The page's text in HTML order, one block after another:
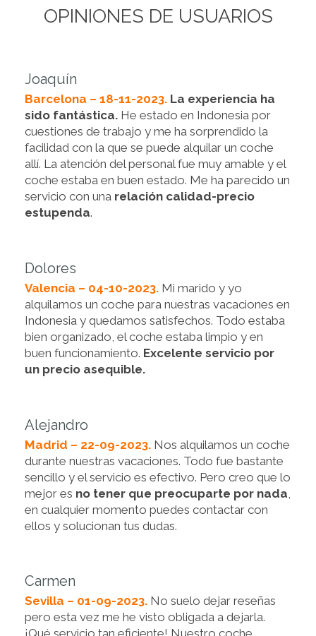
OPINIONES DE USUARIOS
Joaquín
Barcelona – 18-11-2023. La experiencia ha
sido fantástica. He estado en Indonesia por
cuestiones de trabajo y me ha sorprendido la
facilidad con la que se puede alquilar un coche
allí. La atención del personal fue muy amable y el
coche estaba en buen estado. Me ha parecido un
servicio con una relación calidad-precio
estupenda.
Dolores
Valencia – 04-10-2023. Mi marido y yo
alquilamos un coche para nuestras vacaciones en
Indonesia y quedamos satisfechos. Todo estaba
bien organizado, el coche estaba limpio y en
buen funcionamiento. Excelente servicio por
un precio asequible.
Alejandro
Madrid – 22-09-2023. Nos alquilamos un coche
durante nuestras vacaciones. Todo fue bastante
sencillo y el servicio es efectivo. Pero creo que lo
mejor es no tener que preocuparte por nada
en cualquier momento puedes contactar con
ellos y solucionan tus dudas.
Carmen
Sevilla – 01-09-2023. No suelo dejar reseñas
pero esta vez me he visto obligada a dejarla.